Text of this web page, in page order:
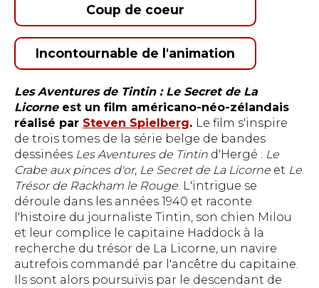
Coup de coeur
Incontournable de l'animation
Les Aventures de Tintin : Le Secret de La
Licorneest un film américano-néo-zélandais
réalisé par Steven Spielberg. Le film s'inspire
de trois tomes de la série belge de bandes
dessinées Les Aventures de Tintin d'Hergé : Le
Crabe aux pinces d'or, Le Secret de La Licorne et Le
Trésor de Rackham le Rouge. L'intrigue se
déroule dans les années 1940 et raconte
l'histoire du journaliste Tintin, son chien Milou
et leur complice le capitaine Haddock à la
recherche du trésor de La Licorne, un navire
autrefois commandé par l'ancêtre du capitaine.
Ils sont alors poursuivis par le descendant de